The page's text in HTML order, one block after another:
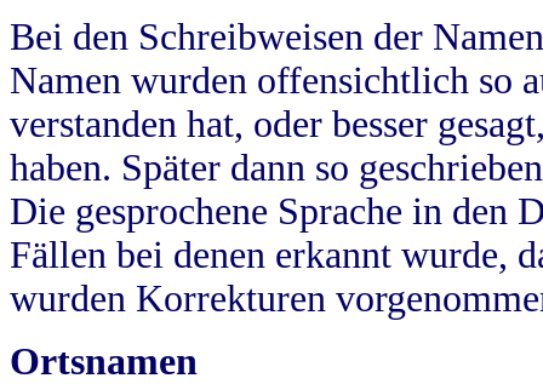
Bei den Schreibweisen der
Namen wurden offensichtlich so
verstanden hat, oder besser
haben. Später dann so
Die gesprochene Sprache in
Fällen bei denen erkannt wurde,
wurden Korrekturen
Ortsnamen